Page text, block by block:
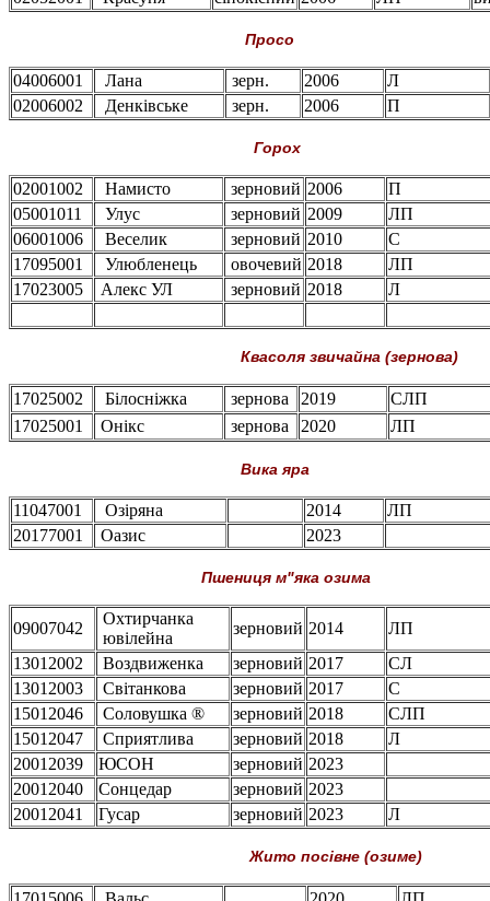
Просо
04006001 Лана зерн. 2006
Л
02006002
Денківське зерн. 2006 П
Горох
02001002 Намисто зерновий 2006
П
05001011
Улус зерновий 2009
ЛП
06001006
Веселик зерновий 2010
С
17095001
Улюбленець овочевий 2018
ЛП
17023005
Алекс УЛ зерновий 2018 Л
Квасоля звичайна (зернова)
17025002 Білосніжка зернова 2019
СЛП
17025001
Онікс зернова 2020 ЛП
Вика яра
11047001 Озіряна 2014
ЛП
20177001
Оазис 2023
Пшениця м"яка озима
09007042
Охтирчанка
ювілейна
зерновий 2014
ЛП
13012002
Воздвиженка зерновий 2017
СЛ
13012003
Світанкова зерновий 2017
С
15012046
Соловушка ® зерновий 2018
СЛП
15012047
Сприятлива зерновий 2018
Л
20012039
ЮСОН зерновий 2023
20012040
Сонцедар зерновий 2023
20012041
Гусар зерновий 2023 Л
Жито посівне (озиме)